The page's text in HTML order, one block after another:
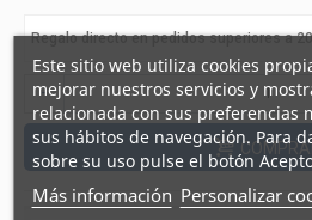
Regalo directo en pedidos superiores a
-
Este sitio web utiliza cookies
mejorar nuestros servicios y
relacionada con sus preferencias
sus hábitos de navegación. Para
sobre su uso pulse el botón
Más información Personalizar